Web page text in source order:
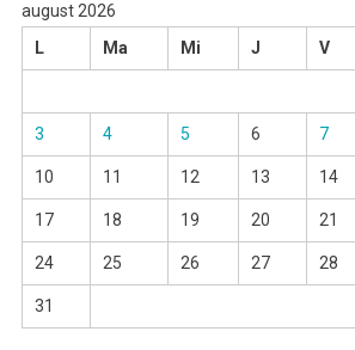
august 2026
L
Ma Mi J V
3 4 5 6 7
10 11 12 13 14
17 18 19 20 21
24 25 26 27 28
31